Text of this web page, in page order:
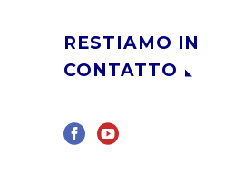
RESTIAMO IN
CONTATTO